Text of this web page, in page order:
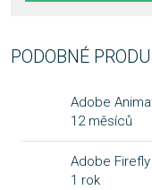
PODOBNÉ
Adobe
12 měsíců
Adobe Firefly
1 rok